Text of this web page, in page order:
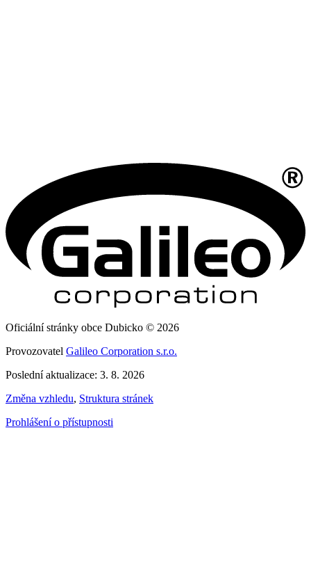
Oficiální stránky obce Dubicko © 2026
Provozovatel Galileo Corporation s.r.o.
Poslední aktualizace: 3. 8. 2026
Změna vzhledu, Struktura stránek
Prohlášení o přístupnosti